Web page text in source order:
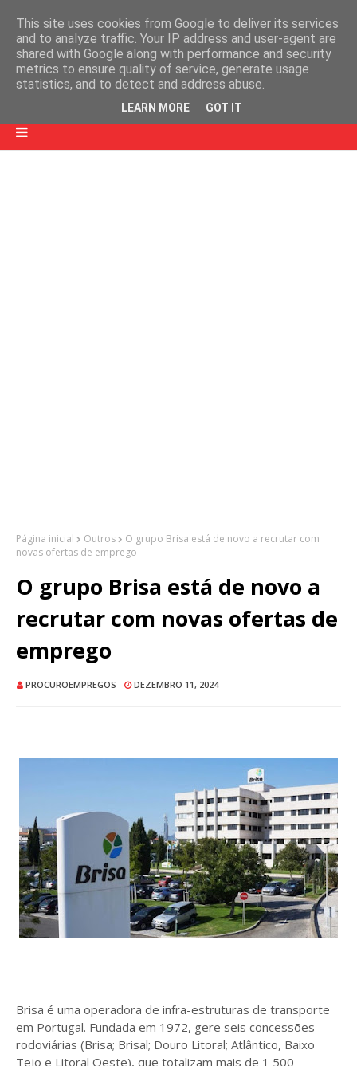
Página inicial Outros
O grupo Brisa está de novo a recrutar com
novas ofertas de emprego
O grupo Brisa está de novo a
recrutar com novas ofertas de
emprego
PROCUROEMPREGOS DEZEMBRO 11, 2024
Brisa é uma operadora de infra-estruturas de transporte
em Portugal. Fundada em 1972, gere seis concessões
rodoviárias (Brisa; Brisal; Douro Litoral; Atlântico, Baixo
Tejo e Litoral Oeste), que totalizam mais de 1 500
This site uses cookies from Google to deliver its services
and to analyze traffic. Your IP address and user-agent are
shared with Google along with performance and security
metrics to ensure quality of service, generate usage
statistics, and to detect and address abuse.
LEARN MORE GOT IT